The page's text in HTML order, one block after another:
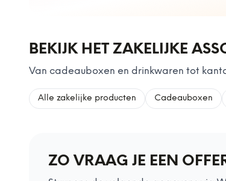
BEKIJK HET ZAKELIJKE
Van cadeauboxen en drinkwaren tot
Alle zakelijke producten Cadeauboxen
ZO VRAAG JE EEN